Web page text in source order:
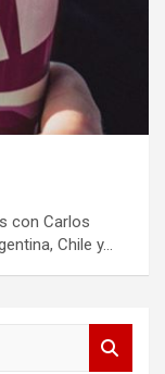
con Carlos
Chile y…